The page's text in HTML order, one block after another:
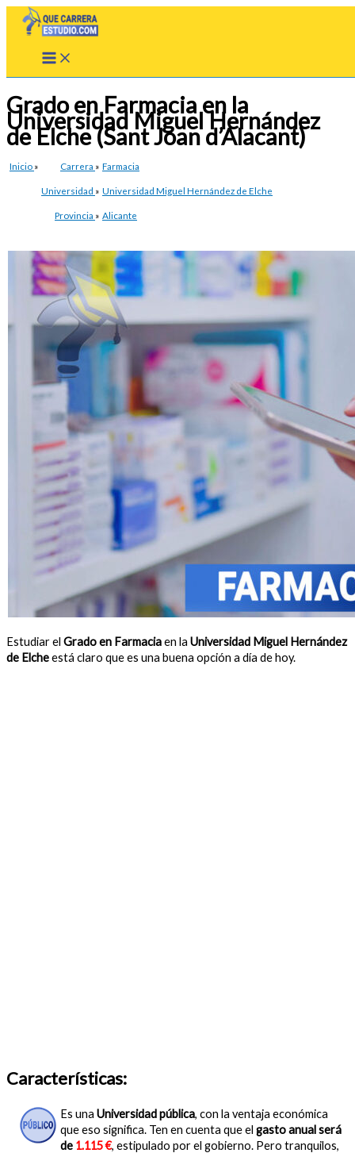
Grado en Farmacia en la
Universidad Miguel Hernández
de Elche (Sant Joan d’Alacant)
Inicio » Carrera » Farmacia
Universidad » Universidad Miguel Hernández de Elche
Provincia » Alicante
Estudiar el Grado en Farmaciaen la Universidad Miguel Hernández
de Elcheestá claro que es una buena opción a día de hoy.
Características:
Es una Universidad pública, con la ventaja económica
que eso significa. Ten en cuenta que el gasto anual será
de 1.115 €, estipulado por el gobierno. Pero tranquilos,